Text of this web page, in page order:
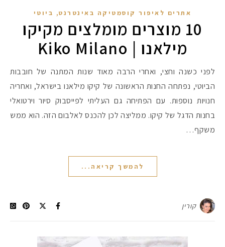
אתרים לאיפור קוסמטיקה באינטרנט, ביוטי
10 מוצרים מומלצים מקיקו
מילאנו | Kiko Milano
לפני כשנה וחצי, ואחרי הרבה מאוד שנות המתנה של חובבות
הביוטי, נפתחה החנות הראשונה של קיקו מילאנו בישראל, ואחריה
חנויות נוספות. עם הפתיחה גם העליתי לפייסבוק סיור וירטואלי
בחנות הדגל של קיקו. ממליצה לכן להכנס לאלבום הזה. הוא ממש
משקף…
להמשך קריאה...
קורין